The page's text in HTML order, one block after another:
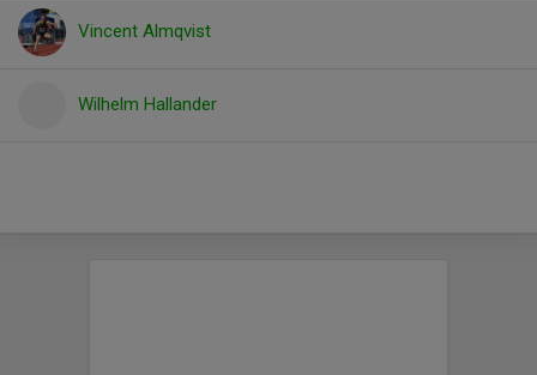
Vincent Almqvist
Wilhelm Hallander